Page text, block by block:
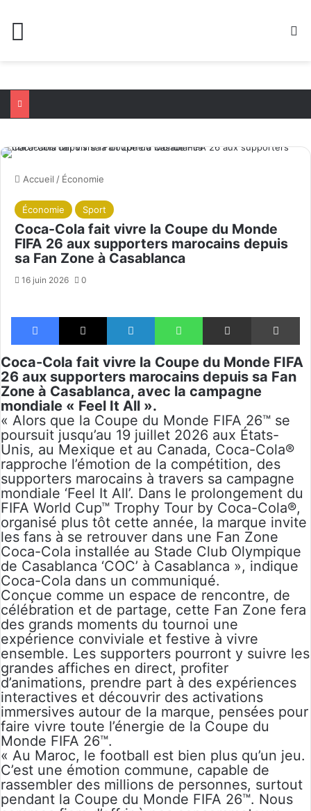
Accueil / Économie
Économie Sport
Coca-Cola fait vivre la Coupe du Monde
FIFA 26 aux supporters marocains depuis
sa Fan Zone à Casablanca
16 juin 2026 0
Facebook X Linkedin WhatsApp Partager par email
Coca-Cola fait vivre la Coupe du Monde FIFA
26 aux supporters marocains depuis sa Fan
Zone à Casablanca, avec la campagne
mondiale « Feel It All ».
« Alors que la Coupe du Monde FIFA 26™ se
poursuit jusqu’au 19 juillet 2026 aux États-
Unis, au Mexique et au Canada, Coca-Cola®
rapproche l’émotion de la compétition, des
supporters marocains à travers sa campagne
mondiale ‘Feel It All’. Dans le prolongement du
FIFA World Cup™ Trophy Tour by Coca-Cola®,
organisé plus tôt cette année, la marque invite
les fans à se retrouver dans une Fan Zone
Coca-Cola installée au Stade Club Olympique
de Casablanca ‘COC’ à Casablanca », indique
Coca-Cola dans un communiqué.
Conçue comme un espace de rencontre, de
célébration et de partage, cette Fan Zone fera
des grands moments du tournoi une
expérience conviviale et festive à vivre
ensemble. Les supporters pourront y suivre les
grandes affiches en direct, profiter
d’animations, prendre part à des expériences
interactives et découvrir des activations
immersives autour de la marque, pensées pour
faire vivre toute l’énergie de la Coupe du
Monde FIFA 26™.
« Au Maroc, le football est bien plus qu’un jeu.
C’est une émotion commune, capable de
rassembler des millions de personnes, surtout
pendant la Coupe du Monde FIFA 26™. Nous